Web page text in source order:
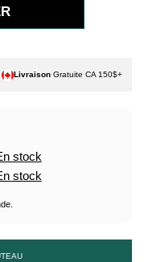
Livraison Gratuite CA 150$+
stock
stock